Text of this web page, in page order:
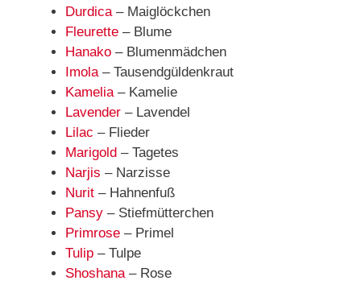
Durdica– Maiglöckchen
Fleurette – Blume
Hanako – Blumenmädchen
Imola– Tausendgüldenkraut
Kamelia– Kamelie
Lavender – Lavendel
Lilac – Flieder
Marigold – Tagetes
Narjis – Narzisse
Nurit – Hahnenfuß
Pansy – Stiefmütterchen
Primrose – Primel
Tulip – Tulpe
Shoshana– Rose